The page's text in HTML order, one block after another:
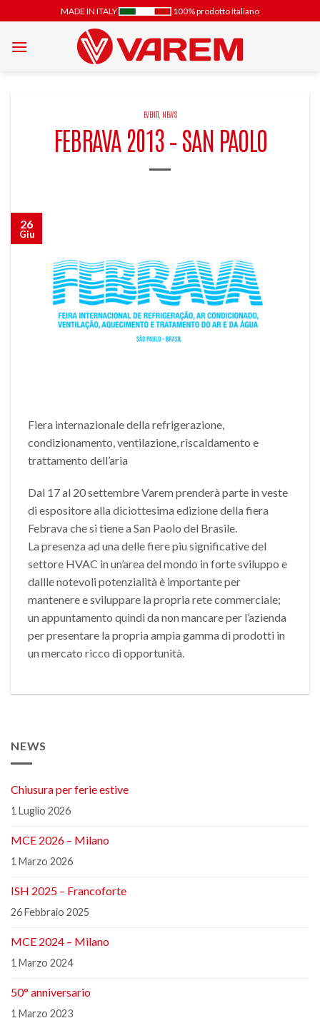
ai
contenuti
MADE IN ITALY 100% prodotto Italiano
EVENTI NEWS
FEBRAVA 2013 – SAN PAOLO
26
Giu
Fiera internazionale della refrigerazione,
condizionamento, ventilazione, riscaldamento e
trattamento dell’aria
Dal 17 al 20 settembre Varem prenderà parte in veste
di espositore alla diciottesima edizione della fiera
Febrava che si tiene a San Paolo del Brasile.
La presenza ad una delle fiere piu significative del
settore HVAC in un’area del mondo in forte sviluppo e
dallle notevoli potenzialità è importante per
mantenere e sviluppare la propria rete commerciale;
un appuntamento quindi da non mancare per l’azienda
per presentare la propria ampia gamma di prodotti in
un mercato ricco di opportunità.
NEWS
Chiusura per ferie estive
1 Luglio 2026
MCE 2026 – Milano
1 Marzo 2026
ISH 2025 – Francoforte
26 Febbraio 2025
MCE 2024 – Milano
1 Marzo 2024
50° anniversario
1 Marzo 2023